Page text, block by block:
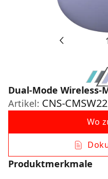
Dual-Mode Wireless-
Artikel: CNS-
Wo
Produktmerkmale